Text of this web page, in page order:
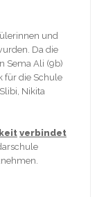
und
Da die
Sema Ali (9b)
für die Schule
Nikita
verbindet